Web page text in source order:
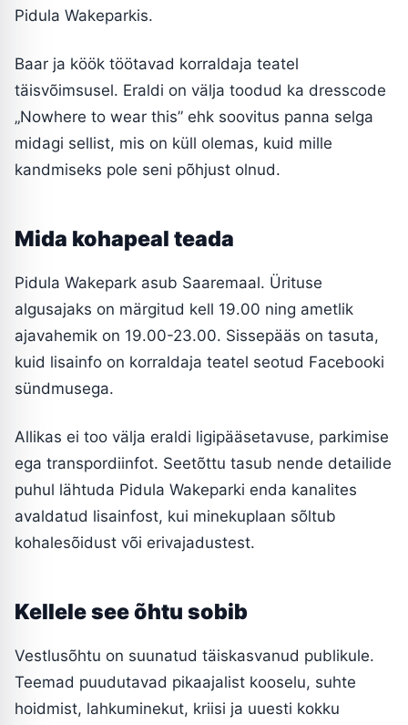
Pidula Wakeparkis.
Baar ja köök töötavad korraldaja teatel
täisvõimsusel. Eraldi on välja toodud ka dresscode
„Nowhere to wear this” ehk soovitus panna selga
midagi sellist, mis on küll olemas, kuid mille
kandmiseks pole seni põhjust olnud.
Mida kohapeal teada
Pidula Wakepark asub Saaremaal. Ürituse
algusajaks on märgitud kell 19.00 ning ametlik
ajavahemik on 19.00-23.00. Sissepääs on tasuta,
kuid lisainfo on korraldaja teatel seotud Facebooki
sündmusega.
Allikas ei too välja eraldi ligipääsetavuse, parkimise
ega transpordiinfot. Seetõttu tasub nende detailide
puhul lähtuda Pidula Wakeparki enda kanalites
avaldatud lisainfost, kui minekuplaan sõltub
kohalesõidust või erivajadustest.
Kellele see õhtu sobib
Vestlusõhtu on suunatud täiskasvanud publikule.
Teemad puudutavad pikaajalist kooselu, suhte
hoidmist, lahkuminekut, kriisi ja uuesti kokku